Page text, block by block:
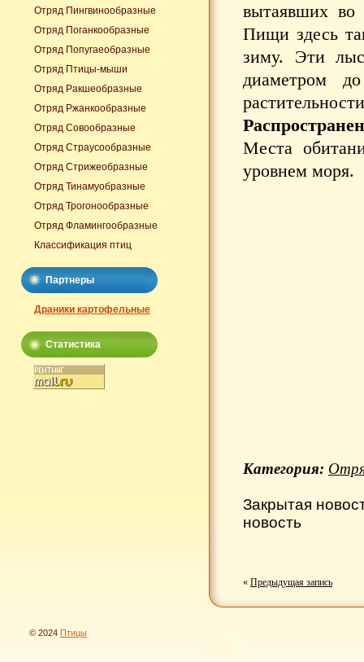
вытаявших во
Пищи здесь
зиму. Эти
диаметром
Места
уровнем моря.
Категория:
Закрытая
новость
« Предыдущая запись
Отряд Пингвинообразные
Отряд Поганкообразные
Отряд Попугаеобразные
Отряд Птицы-мыши
Отряд Ракшеобразные
Отряд Ржанкообразные
Отряд Совообразные
Отряд Страусообразные
Отряд Стрижеобразные
Отряд Тинамуобразные
Отряд Трогонообразные
Отряд Фламингообразные
Классификация птиц
Партнеры
Драники картофельные
Статистика
© 2024 Птицы